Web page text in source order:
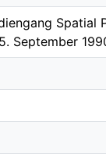
Spatial
September